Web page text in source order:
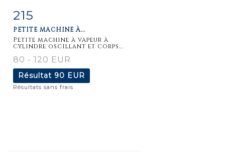
215
PETITE MACHINE À...
Petite machine à vapeur à
cylindre oscillant et corps...
80 - 120 EUR
Résultat 90 EUR
Résultats sans frais